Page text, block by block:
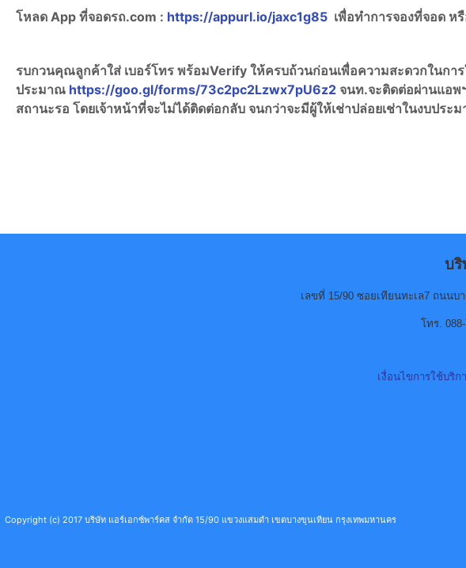
โหลด App ที่จอดรถ.com : https://appurl.io/jaxc1g85 เพื่อทำการจองที่จอด ห
รบกวนคุณลูกค้าใส่ เบอร์โทร พร้อมVerify ให้ครบถ้วนก่อนเพื่อความสะดวกในก
ประมาณ https://goo.gl/forms/73c2pc2Lzwx7pU6z2 จนท.จะติดต่อผ่านแอพ
สถานะรอ โดยเจ้าหน้าที่จะไม่ได้ติดต่อกลับ จนกว่าจะมีผู้ให้เช่าปล่อยเช่าในงบปร
บริ
เลขที่ 15/90 ซอยเทียนทะเล7 ถนนบ
โทร.
เงื่อนไขการใช้บริก
Copyright (c) 2017 บริษัท แอร์เอกซ์พาร์คส จำกัด 15/90 แขวงแสมดำ เขตบางขุนเทียน กรุงเทพมหานคร